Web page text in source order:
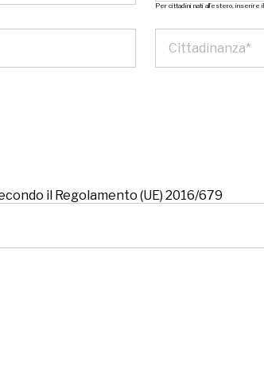
Per cittadini nati all’estero, inserire
il Regolamento (UE) 2016/679